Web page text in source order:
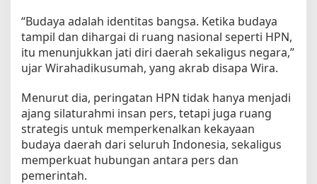
“Budaya adalah identitas bangsa. Ketika budaya
tampil dan dihargai di ruang nasional seperti HPN,
itu menunjukkan jati diri daerah sekaligus negara,”
ujar Wirahadikusumah, yang akrab disapa Wira.
Menurut dia, peringatan HPN tidak hanya menjadi
ajang silaturahmi insan pers, tetapi juga ruang
strategis untuk memperkenalkan kekayaan
budaya daerah dari seluruh Indonesia, sekaligus
memperkuat hubungan antara pers dan
pemerintah.